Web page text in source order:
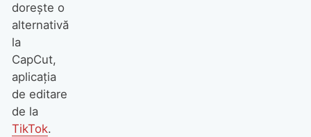
dorește o
alternativă
la
CapCut,
aplicația
de editare
de la
TikTok.